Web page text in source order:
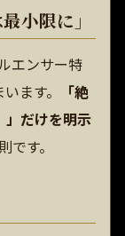
小限に」
エンサー特
ます。
「絶
」だけを明示
です。